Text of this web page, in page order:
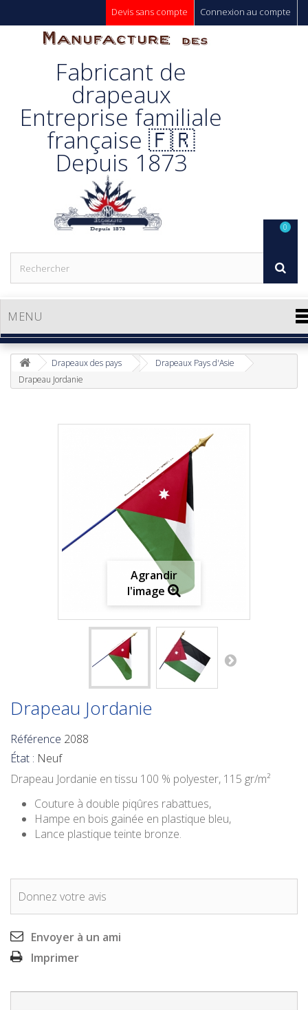
Connexion au compte
Devis sans compte
Manufacture
Des
Drapeaux
Unic s.a.
Fabricant de
drapeaux
Entreprise familiale
française 🇫🇷
Depuis 1873
MENU
0
Drapeaux des pays
Drapeaux Pays d'Asie
Drapeau Jordanie
Agrandir
l'image
Drapeau Jordanie
Référence 2088
État : Neuf
Drapeau Jordanie en tissu 100 % polyester, 115 gr/m²
Couture à double piqûres rabattues,
Hampe en bois gainée en plastique bleu,
Lance plastique teinte bronze.
Donnez votre avis
Envoyer à un ami
Imprimer